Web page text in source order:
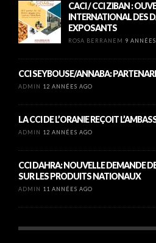
CACI / CCI ZIBAN :
INTERNATIONAL DES
EXPOSANTS
ROSA BERRANEM 9
CCI SEYBOUSE/ANNABA:
ADMIN 12 ANNÉES AGO
LA CCI DE L’ORANIE REÇOIT
ADMIN 12 ANNÉES AGO
CCI DAHRA: NOUVELLE DEMANDE
SUR LES PRODUITS NATIONAUX
ADMIN 11 ANNÉES AGO